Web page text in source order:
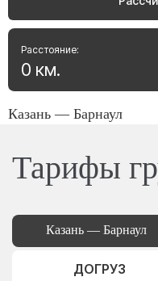
Расстояние:
0 км.
Казань — Барнаул
Тарифы
Казань — Барнаул
ДОГРУЗ